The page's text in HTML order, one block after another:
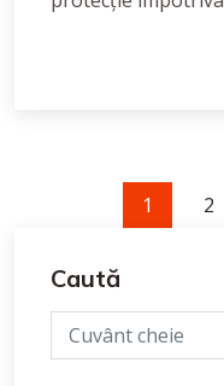
1 2
Caută